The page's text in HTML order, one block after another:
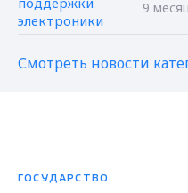
9
Смотреть новости
ГОСУДАРСТВО